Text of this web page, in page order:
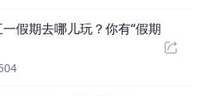
假期去哪儿玩？你有“假期